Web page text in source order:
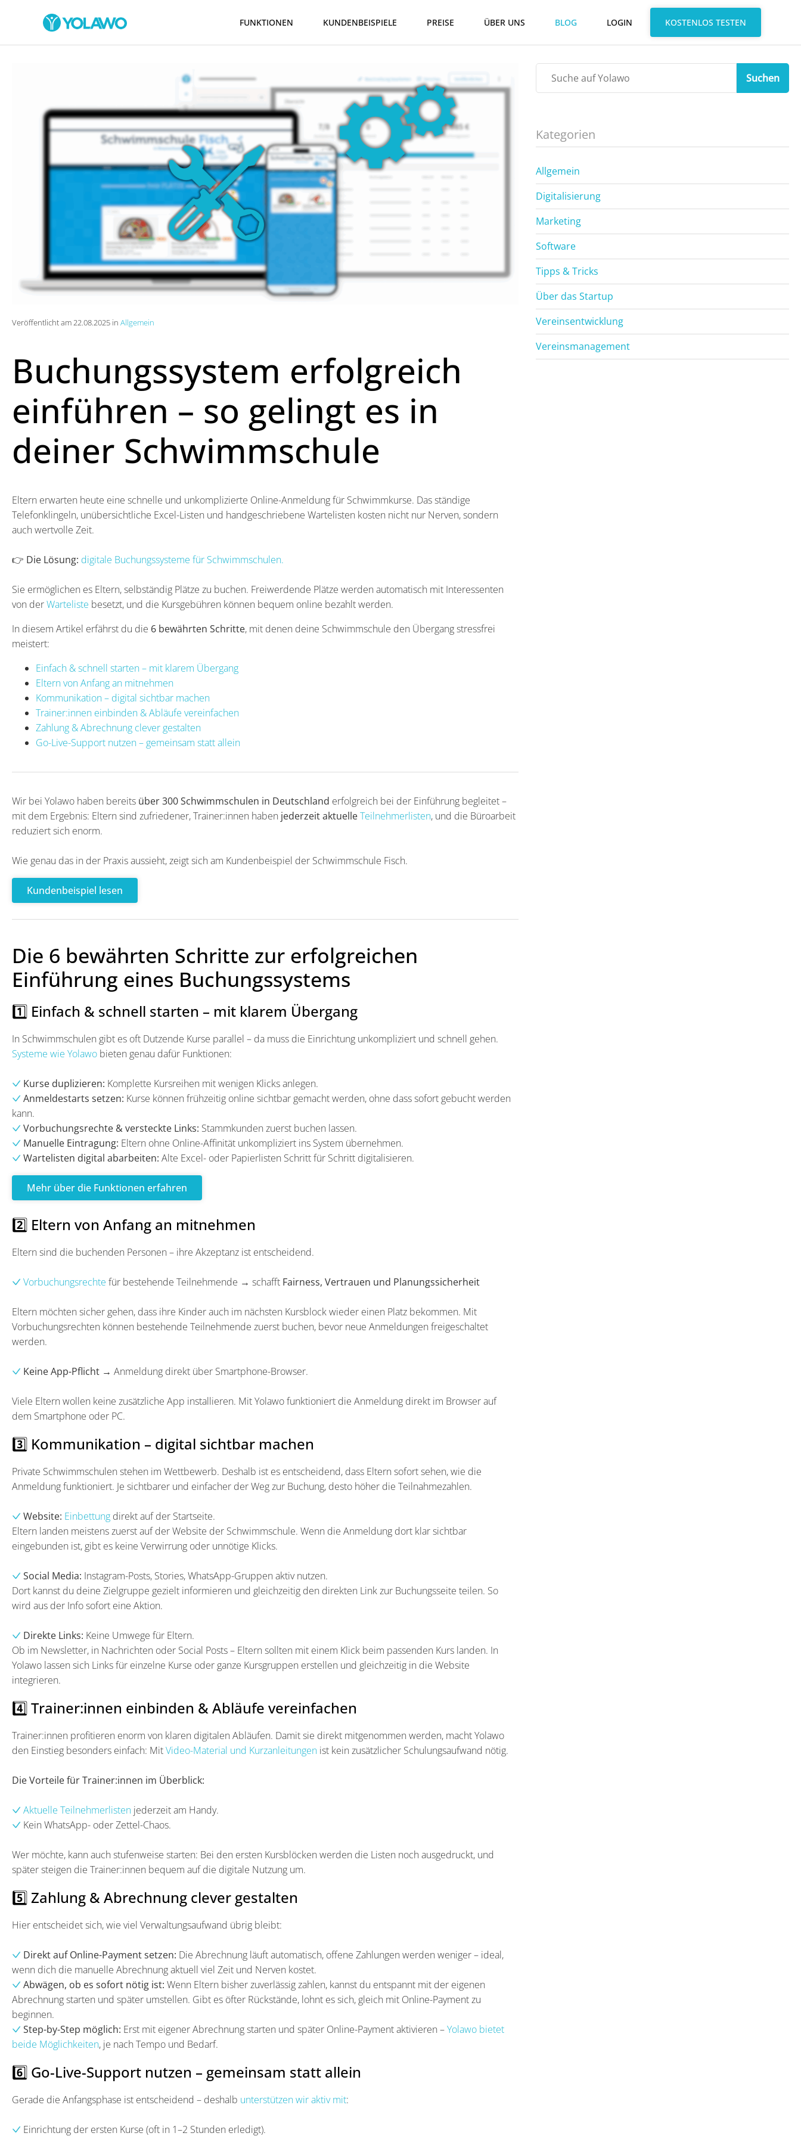
FUNKTIONEN KUNDENBEISPIELE PREISE ÜBER UNS BLOG LOGIN KOSTENLOS TESTEN
Veröffentlicht am 22.08.2025 in Allgemein
Buchungssystem erfolgreich
einführen – so gelingt es in
deiner Schwimmschule
Eltern erwarten heute eine schnelle und unkomplizierte Online-Anmeldung für Schwimmkurse. Das ständige
Telefonklingeln, unübersichtliche Excel-Listen und handgeschriebene Wartelisten kosten nicht nur Nerven, sondern
auch wertvolle Zeit.
👉 Die Lösung: digitale Buchungssysteme für Schwimmschulen.
Sie ermöglichen es Eltern, selbständig Plätze zu buchen. Freiwerdende Plätze werden automatisch mit Interessenten
von derWarteliste besetzt, und die Kursgebühren können bequem online bezahlt werden.
In diesem Artikel erfährst du die 6 bewährten Schritte, mit denen deine Schwimmschule den Übergang stressfrei
meistert:
Einfach & schnell starten – mit klarem Übergang
Eltern von Anfang an mitnehmen
Kommunikation – digital sichtbar machen
Trainer:innen einbinden & Abläufe vereinfachen
Zahlung & Abrechnung clever gestalten
Go-Live-Support nutzen – gemeinsam statt allein
Wir bei Yolawo haben bereits über 300 Schwimmschulen in Deutschland erfolgreich bei der Einführung begleitet –
mit dem Ergebnis: Eltern sind zufriedener, Trainer:innen haben jederzeit aktuelleTeilnehmerlisten, und die Büroarbeit
reduziert sich enorm.
Wie genau das in der Praxis aussieht, zeigt sich am Kundenbeispiel der Schwimmschule Fisch.
Kundenbeispiel lesen
Die 6 bewährten Schritte zur erfolgreichen
Einführung eines Buchungssystems
1️⃣ Einfach & schnell starten – mit klarem Übergang
In Schwimmschulen gibt es oft Dutzende Kurse parallel – da muss die Einrichtung unkompliziert und schnell gehen.
Systeme wie Yolawo bieten genau dafür Funktionen:
Kurse duplizieren: Komplette Kursreihen mit wenigen Klicks anlegen.
Anmeldestarts setzen: Kurse können frühzeitig online sichtbar gemacht werden, ohne dass sofort gebucht werden
kann.
Vorbuchungsrechte & versteckte Links: Stammkunden zuerst buchen lassen.
Manuelle Eintragung: Eltern ohne Online-Affinität unkompliziert ins System übernehmen.
Wartelisten digital abarbeiten: Alte Excel- oder Papierlisten Schritt für Schritt digitalisieren.
Mehr über die Funktionen erfahren
2️⃣ Eltern von Anfang an mitnehmen
Eltern sind die buchenden Personen – ihre Akzeptanz ist entscheidend.
Vorbuchungsrechte für bestehende Teilnehmende → schafft Fairness, Vertrauen und Planungssicherheit
Eltern möchten sicher gehen, dass ihre Kinder auch im nächsten Kursblock wieder einen Platz bekommen. Mit
Vorbuchungsrechten können bestehende Teilnehmende zuerst buchen, bevor neue Anmeldungen freigeschaltet
werden.
Keine App-Pflicht → Anmeldung direkt über Smartphone-Browser.
Viele Eltern wollen keine zusätzliche App installieren. Mit Yolawo funktioniert die Anmeldung direkt im Browser auf
dem Smartphone oder PC.
3️⃣ Kommunikation – digital sichtbar machen
Private Schwimmschulen stehen im Wettbewerb. Deshalb ist es entscheidend, dass Eltern sofort sehen, wie die
Anmeldung funktioniert. Je sichtbarer und einfacher der Weg zur Buchung, desto höher die Teilnahmezahlen.
Website: Einbettung direkt auf der Startseite.
Eltern landen meistens zuerst auf der Website der Schwimmschule. Wenn die Anmeldung dort klar sichtbar
eingebunden ist, gibt es keine Verwirrung oder unnötige Klicks.
Social Media: Instagram-Posts, Stories, WhatsApp-Gruppen aktiv nutzen.
Dort kannst du deine Zielgruppe gezielt informieren und gleichzeitig den direkten Link zur Buchungsseite teilen. So
wird aus der Info sofort eine Aktion.
Direkte Links: Keine Umwege für Eltern.
Ob im Newsletter, in Nachrichten oder Social Posts – Eltern sollten mit einem Klick beim passenden Kurs landen. In
Yolawo lassen sich Links für einzelne Kurse oder ganze Kursgruppen erstellen und gleichzeitig in die Website
integrieren.
4️⃣ Trainer:innen einbinden & Abläufe vereinfachen
Trainer:innen profitieren enorm von klaren digitalen Abläufen. Damit sie direkt mitgenommen werden, macht Yolawo
den Einstieg besonders einfach: MitVideo-Material und Kurzanleitungen ist kein zusätzlicher Schulungsaufwand nötig.
Die Vorteile für Trainer:innen im Überblick:
Aktuelle Teilnehmerlisten jederzeit am Handy.
Kein WhatsApp- oder Zettel-Chaos.
Wer möchte, kann auch stufenweise starten: Bei den ersten Kursblöcken werden die Listen noch ausgedruckt, und
später steigen die Trainer:innen bequem auf die digitale Nutzung um.
5️⃣ Zahlung & Abrechnung clever gestalten
Hier entscheidet sich, wie viel Verwaltungsaufwand übrig bleibt:
Direkt auf Online-Payment setzen: Die Abrechnung läuft automatisch, offene Zahlungen werden weniger – ideal,
wenn dich die manuelle Abrechnung aktuell viel Zeit und Nerven kostet.
Abwägen, ob es sofort nötig ist: Wenn Eltern bisher zuverlässig zahlen, kannst du entspannt mit der eigenen
Abrechnung starten und später umstellen. Gibt es öfter Rückstände, lohnt es sich, gleich mit Online-Payment zu
beginnen.
Step-by-Step möglich: Erst mit eigener Abrechnung starten und später Online-Payment aktivieren –Yolawo bietet
beide Möglichkeiten, je nach Tempo und Bedarf.
6️⃣ Go-Live-Support nutzen – gemeinsam statt allein
Gerade die Anfangsphase ist entscheidend – deshalb unterstützen wir aktiv mit:
Einrichtung der ersten Kurse (oft in 1–2 Stunden erledigt).
Suchen
Kategorien
Allgemein
Digitalisierung
Marketing
Software
Tipps & Tricks
Über das Startup
Vereinsentwicklung
Vereinsmanagement